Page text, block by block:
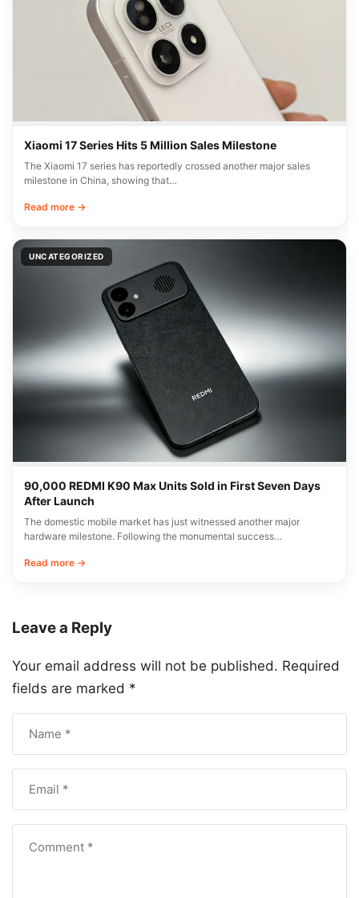
Xiaomi 17 Series Hits 5 Million Sales Milestone
The Xiaomi 17 series has reportedly crossed another major sales
milestone in China, showing that…
Read more →
UNCATEGORIZED
90,000 REDMI K90 Max Units Sold in First Seven Days
After Launch
The domestic mobile market has just witnessed another major
hardware milestone. Following the monumental success…
Read more →
Leave a Reply
Your email address will not be published. Required
fields are marked *